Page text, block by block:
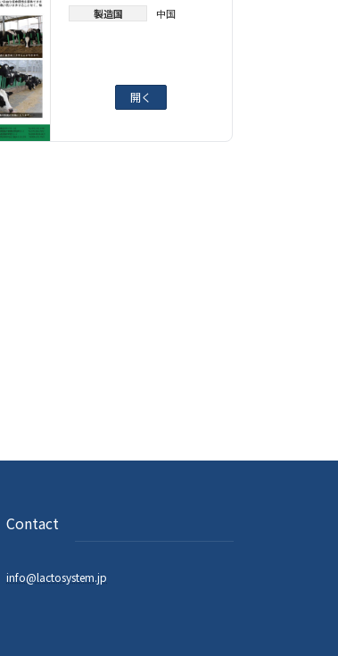
製造国 中国
開く
Contact
info@lactosystem.jp